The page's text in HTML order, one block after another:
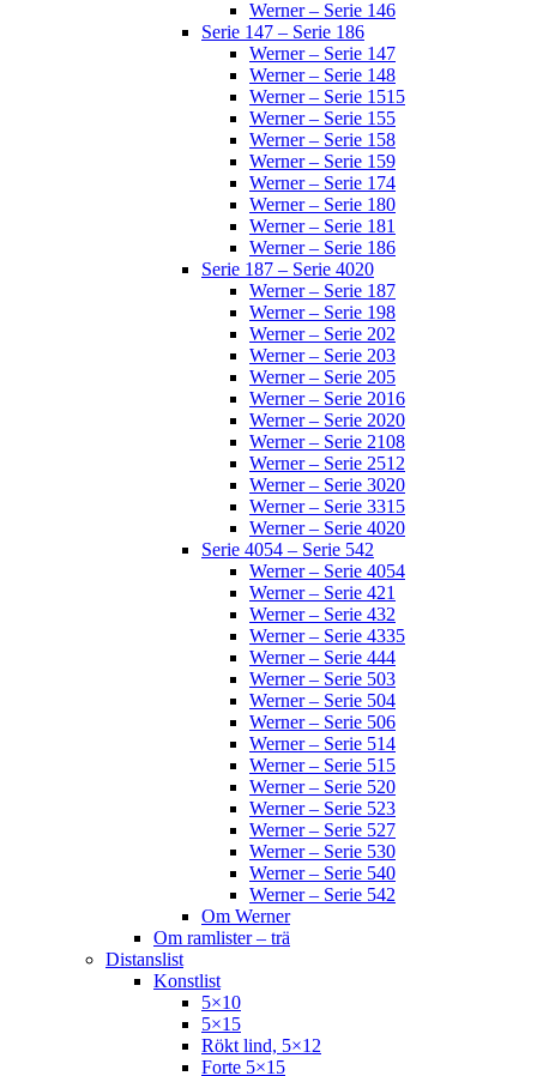
Werner – Serie 146
Serie 147 – Serie 186
Werner – Serie 147
Werner – Serie 148
Werner – Serie 1515
Werner – Serie 155
Werner – Serie 158
Werner – Serie 159
Werner – Serie 174
Werner – Serie 180
Werner – Serie 181
Werner – Serie 186
Serie 187 – Serie 4020
Werner – Serie 187
Werner – Serie 198
Werner – Serie 202
Werner – Serie 203
Werner – Serie 205
Werner – Serie 2016
Werner – Serie 2020
Werner – Serie 2108
Werner – Serie 2512
Werner – Serie 3020
Werner – Serie 3315
Werner – Serie 4020
Serie 4054 – Serie 542
Werner – Serie 4054
Werner – Serie 421
Werner – Serie 432
Werner – Serie 4335
Werner – Serie 444
Werner – Serie 503
Werner – Serie 504
Werner – Serie 506
Werner – Serie 514
Werner – Serie 515
Werner – Serie 520
Werner – Serie 523
Werner – Serie 527
Werner – Serie 530
Werner – Serie 540
Werner – Serie 542
Om Werner
Om ramlister – trä
Distanslist
Konstlist
5×10
5×15
Rökt lind, 5×12
Forte 5×15